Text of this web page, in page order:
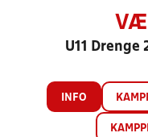
U11 Drenge
INFO